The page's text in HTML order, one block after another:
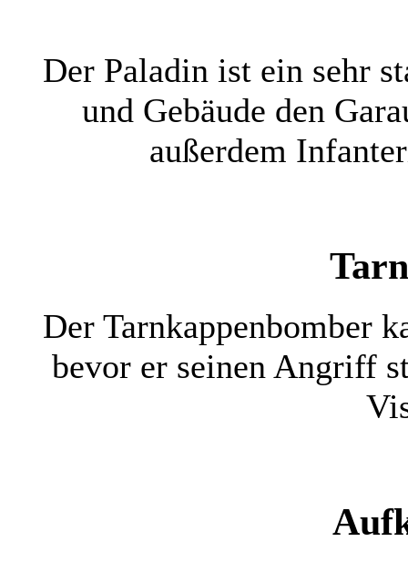
Der Paladin ist ein sehr
und Gebäude den
außerdem
Der Tarnkappenbomber
bevor er seinen Angriff